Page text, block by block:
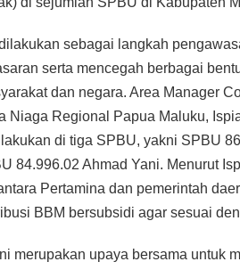
sebagai langkah
serta mencegah berbagai
dan negara. Area Manager
Niaga Regional Papua Maluku,
di tiga SPBU, yakni SPBU
84.996.02 Ahmad Yani. Menurut
Pertamina dan pemerintah
BBM bersubsidi agar sesuai
merupakan upaya bersama untuk